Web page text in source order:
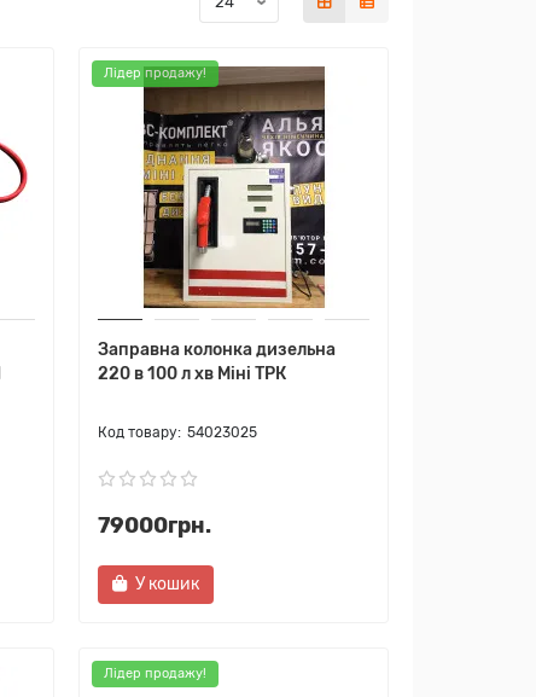
Лідер продажу!
Заправна колонка дизельна
220 в 100 л хв Міні ТРК
54023025
79000грн.
У кошик
Лідер продажу!